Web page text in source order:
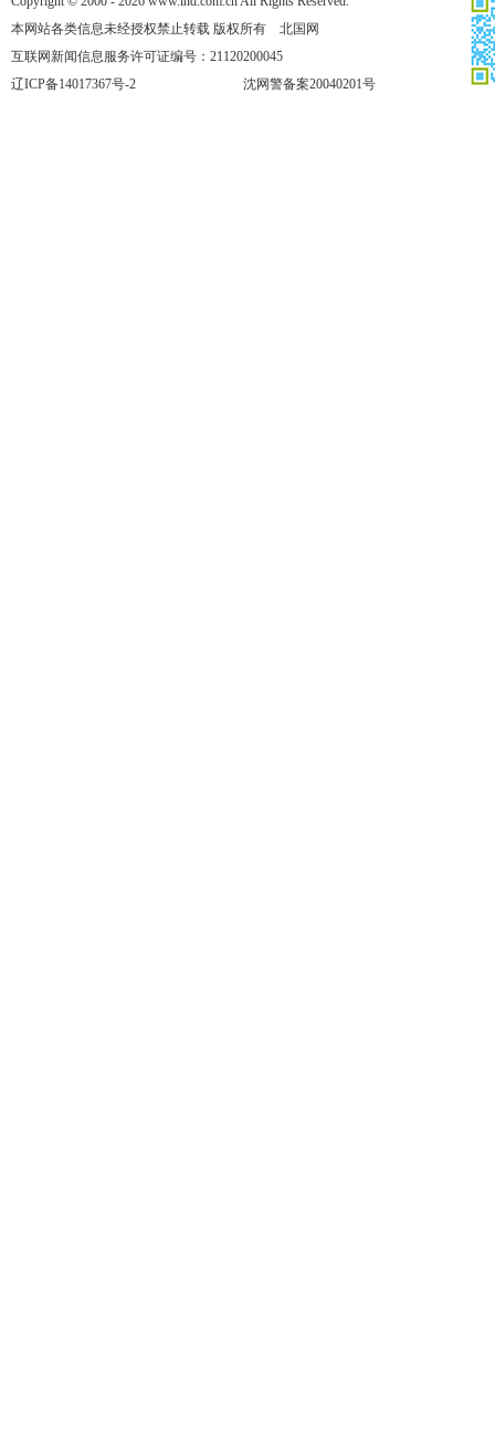
本网站各类信息未经授权禁止转载 版权所有 北国网
互联网新闻信息服务许可证编号：21120200045
辽ICP备14017367号-2
沈网警备案20040201号